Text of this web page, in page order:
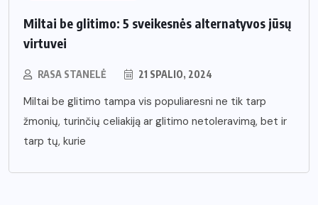
Miltai be glitimo: 5 sveikesnės alternatyvos jūsų
virtuvei
RASA STANELĖ 21 SPALIO, 2024
Miltai be glitimo tampa vis populiaresni ne tik tarp
žmonių, turinčių celiakiją ar glitimo netoleravimą, bet ir
tarp tų, kurie